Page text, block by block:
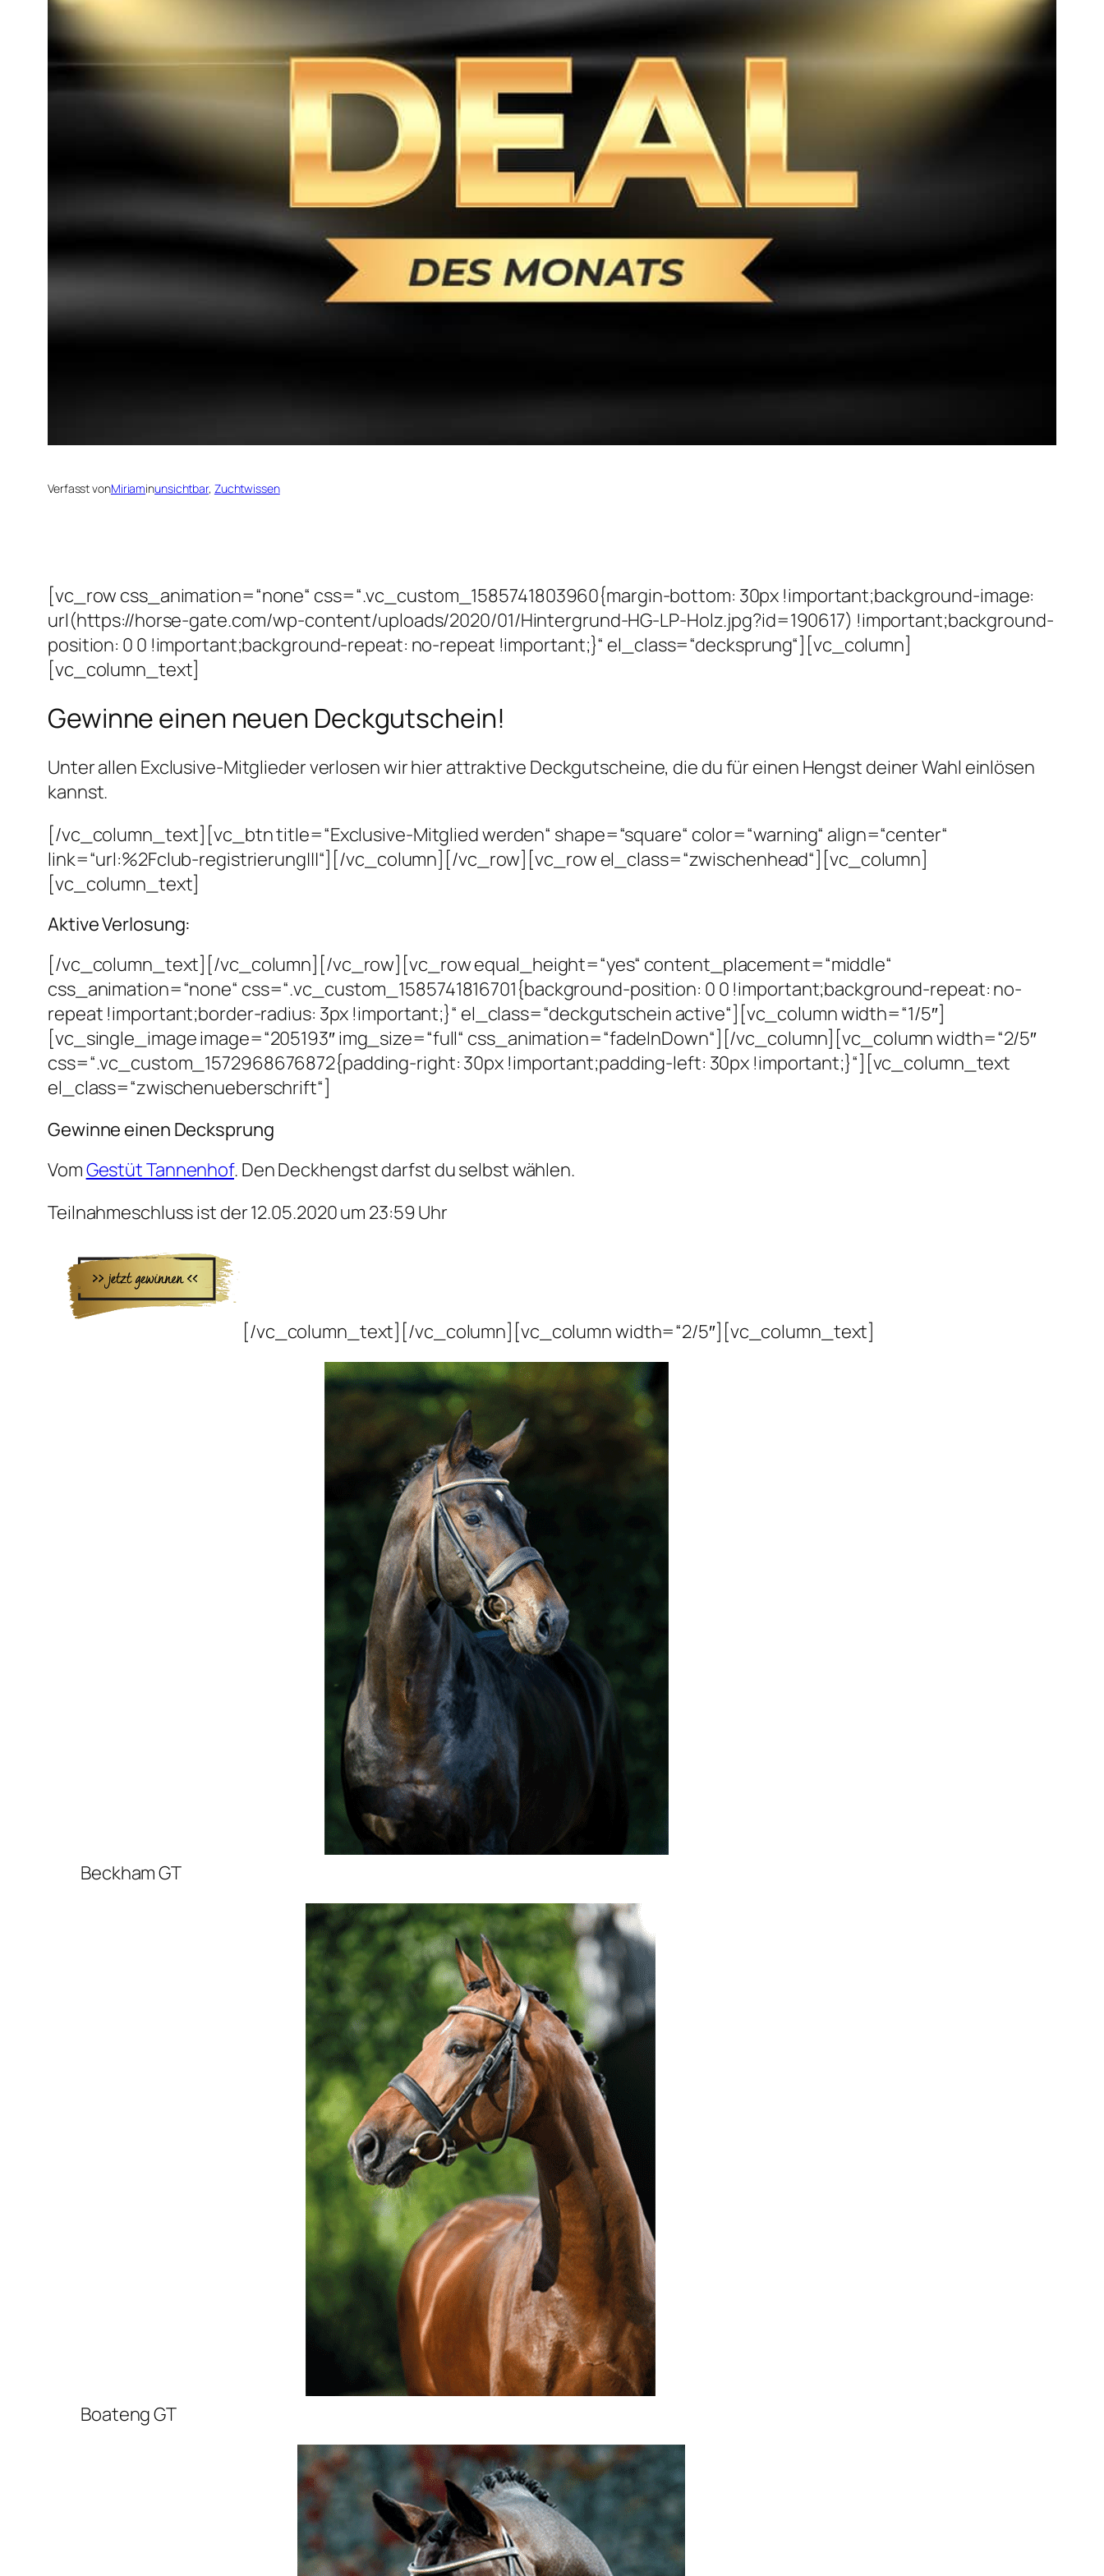
Verfasst vonMiriaminunsichtbar, Zuchtwissen
[vc_row css_animation=“none“ css=“.vc_custom_1585741803960{margin-bottom: 30px !important;background-image:
url(https://horse-gate.com/wp-content/uploads/2020/01/Hintergrund-HG-LP-Holz.jpg?id=190617) !important;background-
position: 0 0 !important;background-repeat: no-repeat !important;}“ el_class=“decksprung“][vc_column]
[vc_column_text]
Gewinne einen neuen Deckgutschein!
Unter allen Exclusive-Mitglieder verlosen wir hier attraktive Deckgutscheine, die du für einen Hengst deiner Wahl einlösen
kannst.
[/vc_column_text][vc_btn title=“Exclusive-Mitglied werden“ shape=“square“ color=“warning“ align=“center“
link=“url:%2Fclub-registrierung|||“][/vc_column][/vc_row][vc_row el_class=“zwischenhead“][vc_column]
[vc_column_text]
Aktive Verlosung:
[/vc_column_text][/vc_column][/vc_row][vc_row equal_height=“yes“ content_placement=“middle“
css_animation=“none“ css=“.vc_custom_1585741816701{background-position: 0 0 !important;background-repeat: no-
repeat !important;border-radius: 3px !important;}“ el_class=“deckgutschein active“][vc_column width=“1/5″]
[vc_single_image image=“205193″ img_size=“full“ css_animation=“fadeInDown“][/vc_column][vc_column width=“2/5″
css=“.vc_custom_1572968676872{padding-right: 30px !important;padding-left: 30px !important;}“][vc_column_text
el_class=“zwischenueberschrift“]
Gewinne einen Decksprung
VomGestüt Tannenhof. Den Deckhengst darfst du selbst wählen.
Teilnahmeschluss ist der 12.05.2020 um 23:59 Uhr
[/vc_column_text][/vc_column][vc_column width=“2/5″][vc_column_text]
Beckham GT
Boateng GT